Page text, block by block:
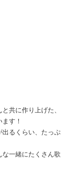
共に作り上げた、
す！
出るくらい、たっぷ
一緒にたくさん歌